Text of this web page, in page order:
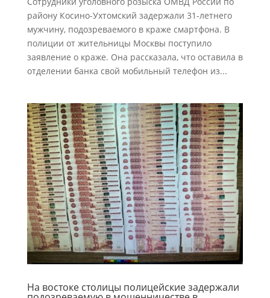
району Косино-Ухтомский задержали 31-летнего
мужчину, подозреваемого в краже смартфона. В
полиции от жительницы Москвы поступило
заявление о краже. Она рассказала, что оставила в
отделении банка свой мобильный телефон из...
На востоке столицы полицейские задержали